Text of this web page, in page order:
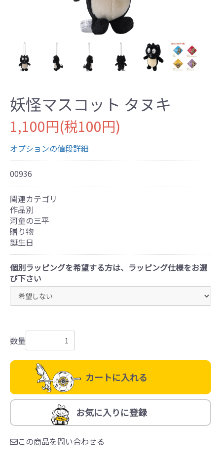
妖怪マスコット タヌキ
1,100円(税100円)
オプションの値段詳細
00936
関連カテゴリ
作品別
河童の三平
贈り物
誕生日
個別ラッピングを希望する方は、ラッピング仕様をお選
び下さい
数量
カートに入れる
お気に入りに登録
この商品を問い合わせる